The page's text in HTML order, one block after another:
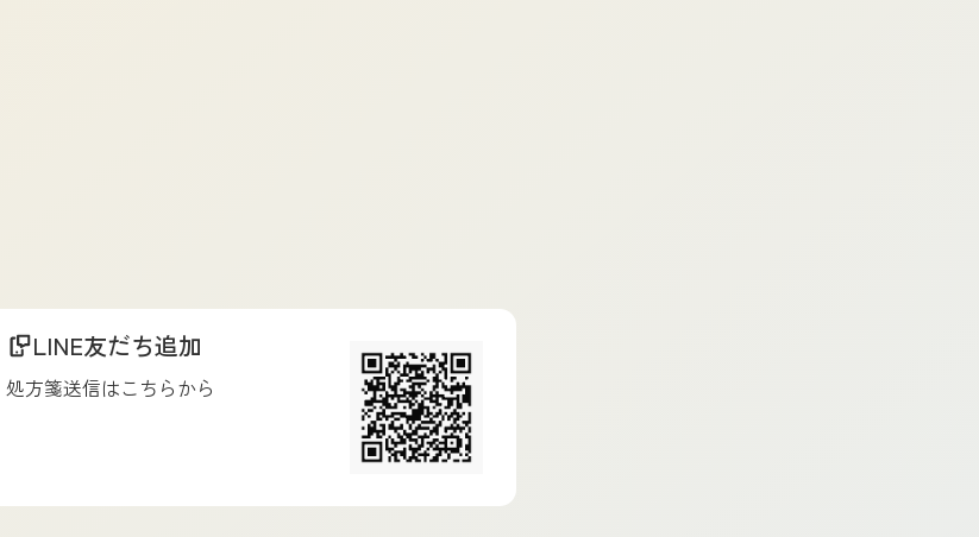
LINE友だち追加
処方箋送信はこちらから